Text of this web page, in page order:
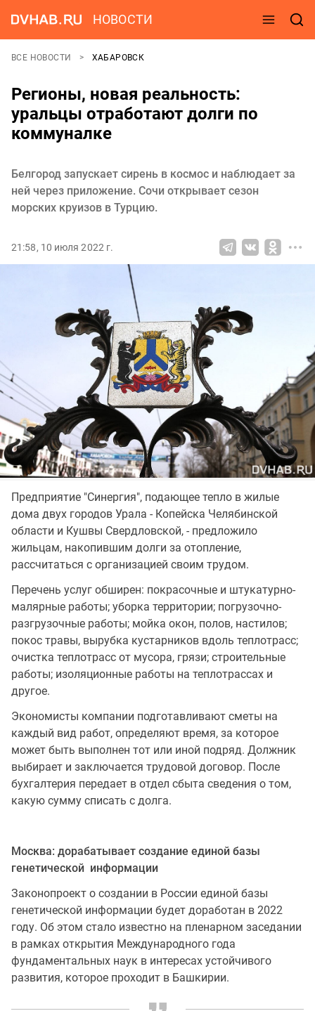
НОВОСТИ
ВСЕ НОВОСТИ ХАБАРОВСК
Регионы, новая реальность:
уральцы отработают долги по
коммуналке
Белгород запускает сирень в космос и наблюдает за
ней через приложение. Сочи открывает сезон
морских круизов в Турцию.
21:58, 10 июля 2022 г.
Предприятие "Синергия", подающее тепло в жилые
дома двух городов Урала - Копейска Челябинской
области и Кушвы Свердловской, - предложило
жильцам, накопившим долги за отопление,
рассчитаться с организацией своим трудом.
Перечень услуг обширен: покрасочные и штукатурно-
малярные работы; уборка территории; погрузочно-
разгрузочные работы; мойка окон, полов, настилов;
покос травы, вырубка кустарников вдоль теплотрасс;
очистка теплотрасс от мусора, грязи; строительные
работы; изоляционные работы на теплотрассах и
другое.
Экономисты компании подготавливают сметы на
каждый вид работ, определяют время, за которое
может быть выполнен тот или иной подряд. Должник
выбирает и заключается трудовой договор. После
бухгалтерия передает в отдел сбыта сведения о том,
какую сумму списать с долга.
Москва: дорабатывает создание единой базы
генетической информации
Законопроект о создании в России единой базы
генетической информации будет доработан в 2022
году. Об этом стало известно на пленарном заседании
в рамках открытия Международного года
фундаментальных наук в интересах устойчивого
развития, которое проходит в Башкирии.